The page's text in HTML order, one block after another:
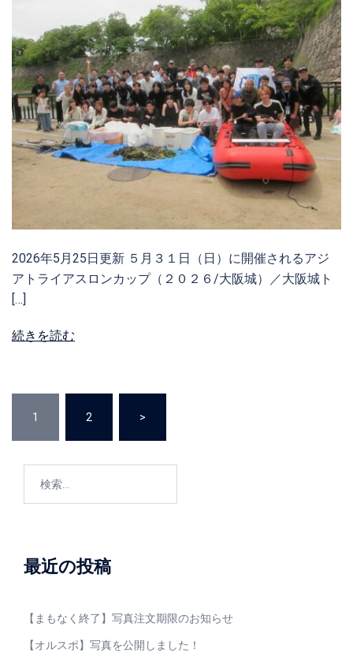
2026年5月25日更新 ５月３１日（日）に開催されるアジ
アトライアスロンカップ（２０２６/大阪城）／大阪城ト
[…]
続きを読む
の
ペ
り
1 2 >
最近の投稿
【まもなく終了】写真注文期限のお知らせ
【オルスポ】写真を公開しました！